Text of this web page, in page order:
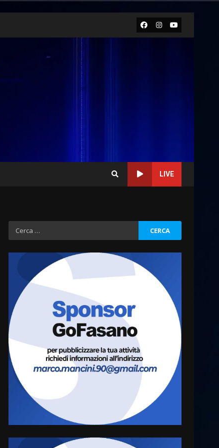
Facebook
Instagram
Youtube
LIVE
Ricerca
per:
Politiche Giovanili e Mobilità
studenti universitari del
bando “La strada giusta”
8 Agosto 2026 07:15
4
“I Contestatori: Musica di
Rivoluzione”: nuovo
appuntamento con “Fasano in
Banda”
7 Agosto 2026 06:05
5
US Fasano, Scianaro:
“Profonda amarezza per
esclusione dal campionato di
7 Agosto 2026 06:00